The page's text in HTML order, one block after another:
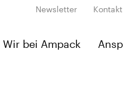
Newsletter Kontakt
Wir bei Ampack